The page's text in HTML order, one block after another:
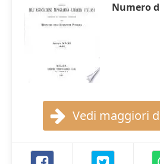
Numero
Vedi maggiori